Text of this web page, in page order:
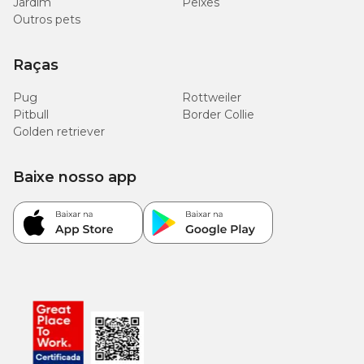
Outros pets
Raças
Pug
Rottweiler
Pitbull
Border Collie
Golden retriever
Baixe nosso app